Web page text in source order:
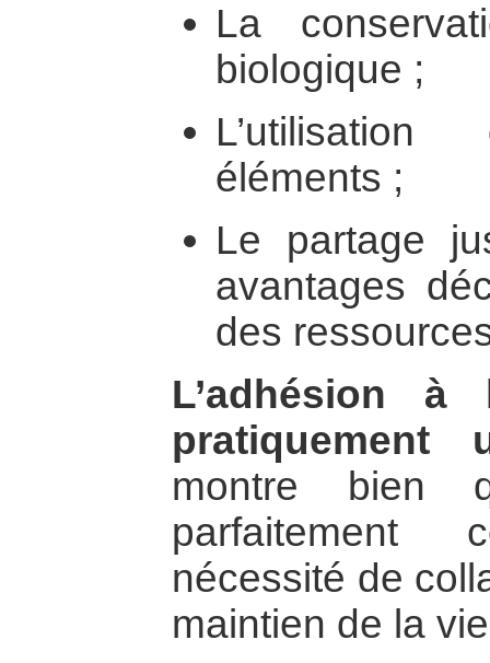
La
biologique ;
éléments ;
Le partage
avantages
des
L’adhésion
pratiquement
montre bien
parfaitement
nécessité de
maintien de la